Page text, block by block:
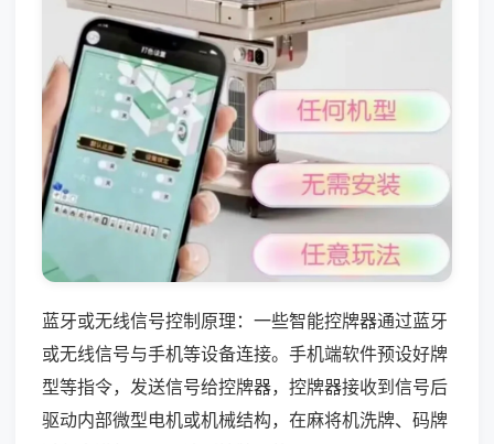
蓝牙或无线信号控制原理：一些智能控牌器通过蓝牙
或无线信号与手机等设备连接。手机端软件预设好牌
型等指令，发送信号给控牌器，控牌器接收到信号后
驱动内部微型电机或机械结构，在麻将机洗牌、码牌